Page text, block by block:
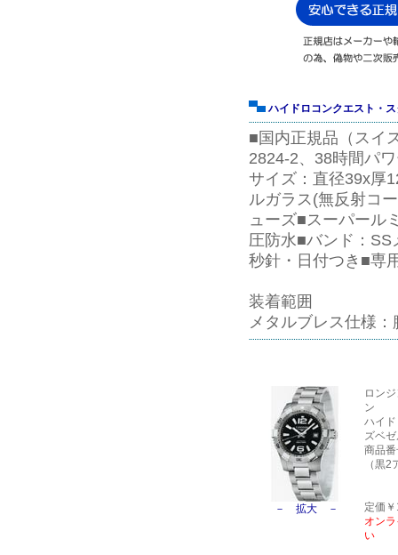
ハイドロコンクエスト・
■国内正規品（スイ
2824-2、38時間パ
サイズ：直径39x厚
ルガラス(無反射コ
ューズ■スーパール
圧防水■バンド：
秒針・日付つき■専
装着範囲
メタルブレス仕様
－ 拡大 －
ロン
ン
ハイ
ズベ
商品
（黒
定価
オン
い